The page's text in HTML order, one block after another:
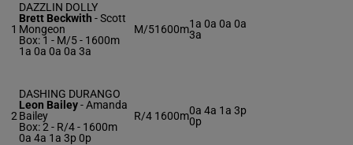
1
DAZZLIN DOLLY
Brett Beckwith -Scott
Mongeon
Box: 1 - M/5 - 1600m
1a 0a 0a 0a 3a
M/51600m1a 0a 0a 0a
3a
2
DASHING DURANGO
Leon Bailey-Amanda
Bailey
Box: 2 - R/4 - 1600m
0a 4a 1a 3p 0p
R/4 1600m0a 4a 1a 3p
0p